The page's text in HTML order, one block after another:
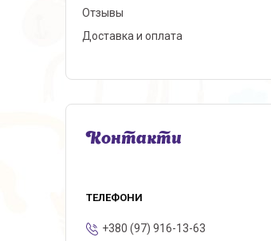
Отзывы
Доставка и оплата
Контакти
+380 (97) 916-13-63